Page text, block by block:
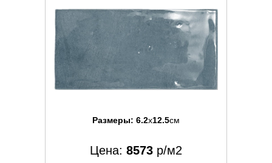
Размеры: 6.2x12.5см
Цена: 8573 р/м2